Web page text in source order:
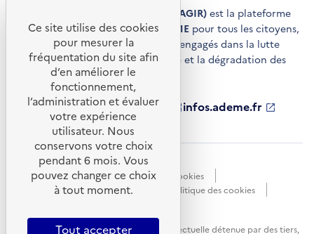
Agir pour la transition écologique (AGIR) est la plateforme
de conseils et de services de l'ADEME pour tous les citoyens,
acteurs économiques et territoires engagés dans la lutte
contre le réchauffement climatique et la dégradation des
ressources.
ademe.fr
S'ouvre
nouvelle
fenêtre
librairie.ademe.fr
S'ouvre
dans
une
nouvelle
fenêtre
infos.ademe.fr
S'ouvre
nouvelle
ademe.fr/presse
S'ouvre
nouvelle
fenêtre
Accessibilité : non conforme
Données personnelles
Gestion des cookies
Mentions légales
Plan du site
Politique des cookies
dans
Sauf mention explicite de propriété intellectuelle détenue par des tiers,
Ce site utilise des cookies
pour mesurer la
fréquentation du site afin
d’en améliorer le
fonctionnement,
l’administration et évaluer
votre expérience
utilisateur. Nous
conservons votre choix
pendant 6 mois. Vous
pouvez changer ce choix
à tout moment.
Tout accepter